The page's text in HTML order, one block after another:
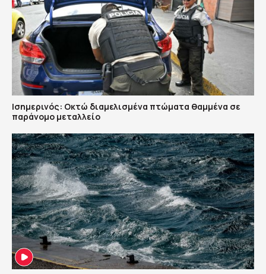
Ισημερινός: Οκτώ διαμελισμένα πτώματα θαμμένα σε
παράνομο μεταλλείο